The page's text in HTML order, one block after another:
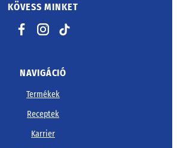
KÖVESS MINKET
Facebook Instagram TikTok
NAVIGÁCIÓ
Termékek
Receptek
Karrier